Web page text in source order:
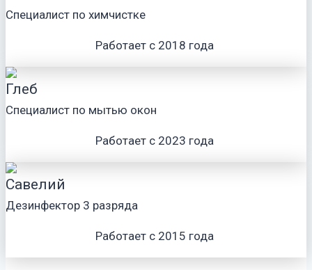
Специалист по химчистке
Работает с 2018 года
Глеб
Специалист по мытью окон
Работает с 2023 года
Савелий
Дезинфектор 3 разряда
Работает с 2015 года